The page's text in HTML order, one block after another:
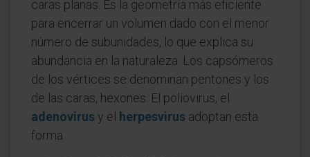
caras planas. Es la geometría más eficiente
para encerrar un volumen dado con el menor
número de subunidades, lo que explica su
abundancia en la naturaleza. Los capsómeros
de los vértices se denominan pentones y los
de las caras, hexones. El poliovirus, el
adenovirusy el herpesvirus adoptan esta
forma.